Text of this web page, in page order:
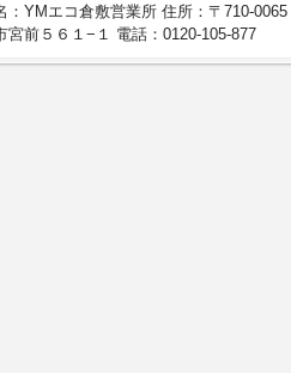
：YMエコ倉敷営業所 住所：〒710-0065
宮前５６１−１ 電話：0120-105-877